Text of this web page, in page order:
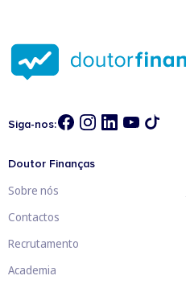
Siga-nos:
Doutor Finanças
Sobre nós
Contactos
Recrutamento
Academia